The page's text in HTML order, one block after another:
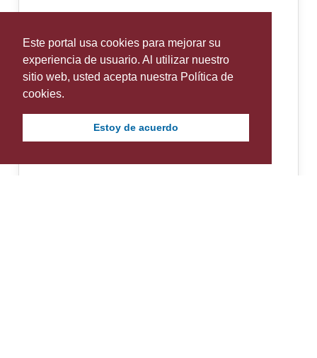
Este portal usa cookies para mejorar su
experiencia de usuario. Al utilizar nuestro
sitio web, usted acepta nuestra Política de
cookies.
Estoy de acuerdo